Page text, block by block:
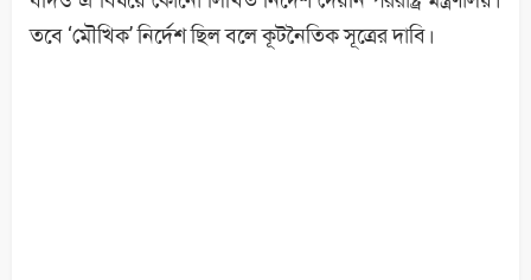
তবে ‘মৌখিক’ নির্দেশ ছিল বলে কূটনৈতিক সূত্রের দাবি।